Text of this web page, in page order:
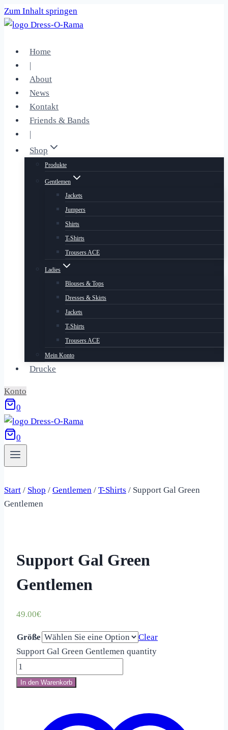
Zum Inhalt springen
Home
|
About
News
Kontakt
Friends & Bands
|
Shop
Produkte
Gentlemen
Jackets
Jumpers
Shirts
T-Shirts
Trousers ACE
Ladies
Blouses & Tops
Dresses & Skirts
Jackets
T-Shirts
Trousers ACE
Mein Konto
Drucke
Konto
0
0
Start / Shop / Gentlemen / T-Shirts / Support Gal Green
Gentlemen
Support Gal Green
Gentlemen
49.00€
Größe
Clear
Support Gal Green Gentlemen quantity
In den Warenkorb